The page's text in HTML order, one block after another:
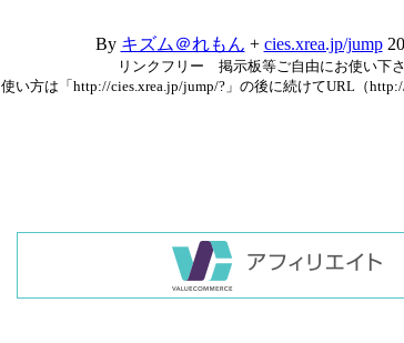
By キズム＠れもん + cies.xrea.jp/jump
リンクフリー 掲示板等ご自由にお使い下さ
使い方は「http://cies.xrea.jp/jump/?」の後に続けてURL（